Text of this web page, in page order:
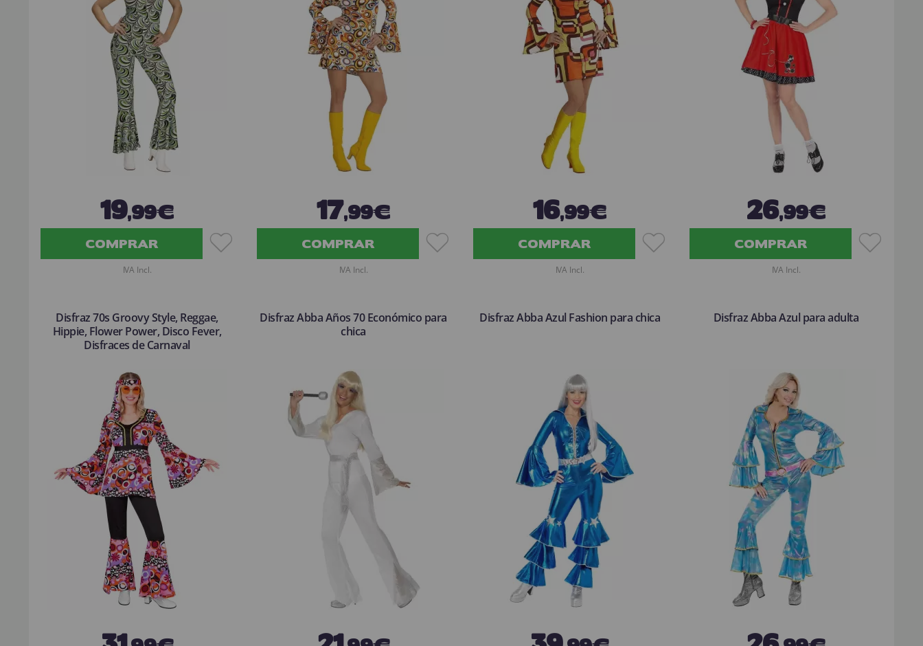
19,99€
COMPRAR
IVA Incl.
17,99€
COMPRAR
IVA Incl.
16,99€
COMPRAR
IVA Incl.
26,99€
COMPRAR
IVA Incl.
Disfraz 70s Groovy Style, Reggae,
Hippie, Flower Power, Disco Fever,
Disfraces de Carnaval
Disfraz Abba Años 70 Económico para
chica
Disfraz Abba Azul Fashion para chica Disfraz Abba Azul para adulta